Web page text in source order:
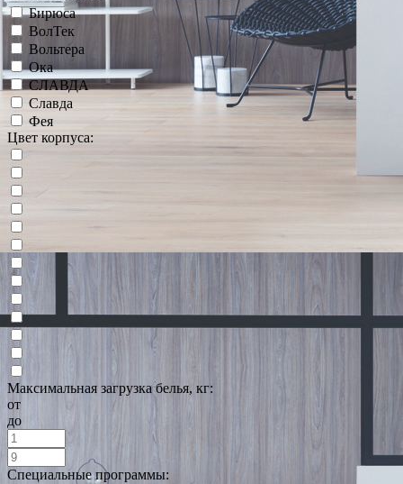
Бирюса
ВолТек
Вольтера
Ока
СЛАВДА
Славда
Фея
Цвет корпуса:
Максимальная загрузка белья, кг:
от
до
Специальные программы: